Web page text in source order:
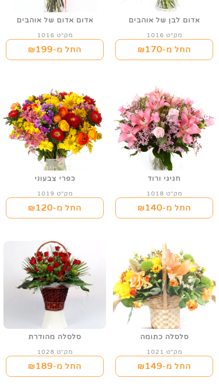
אדום לבן של אוהבים
מק"ט 1016
החל מ-₪170
אדום אדום של אוהבים
מק"ט 1016
החל מ-₪199
חגיגי ורוד
מק"ט 1018
החל מ-₪140
כפרי צבעוני
מק"ט 1019
החל מ-₪120
סלסלה כתומה
מק"ט 1021
החל מ-₪149
סלסלה מהודרת
מק"ט 1028
החל מ-₪189